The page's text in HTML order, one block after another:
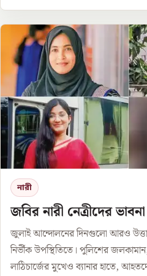
নারী
জবির নারী নেত্রীদের ভাবনা
জুলাই আন্দোলনের দিনগুলো আরও
নির্ভীক উপস্থিতিতে। পুলিশের
লাঠিচার্জের মুখেও ব্যানার হাতে,